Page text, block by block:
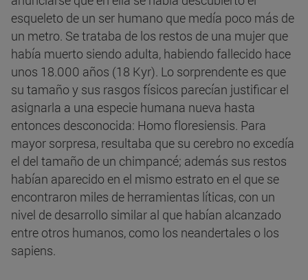
esqueleto de un ser humano que medía poco más de
un metro. Se trataba de los restos de una mujer que
había muerto siendo adulta, habiendo fallecido hace
unos 18.000 años (18 Kyr). Lo sorprendente es que
su tamaño y sus rasgos físicos parecían justificar el
asignarla a una especie humana nueva hasta
entonces desconocida: Homo floresiensis. Para
mayor sorpresa, resultaba que su cerebro no excedía
el del tamaño de un chimpancé; además sus restos
habían aparecido en el mismo estrato en el que se
encontraron miles de herramientas líticas, con un
nivel de desarrollo similar al que habían alcanzado
entre otros humanos, como los neandertales o los
sapiens.